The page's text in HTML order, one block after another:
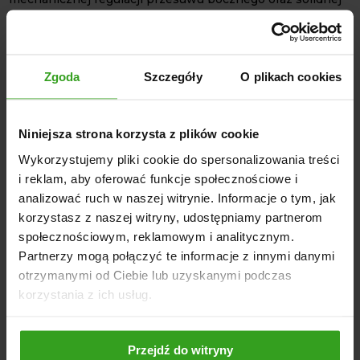
Zgoda Szczegóły O plikach cookies
Niniejsza strona korzysta z plików cookie
Wykorzystujemy pliki cookie do spersonalizowania treści
i reklam, aby oferować funkcje społecznościowe i
analizować ruch w naszej witrynie. Informacje o tym, jak
korzystasz z naszej witryny, udostępniamy partnerom
społecznościowym, reklamowym i analitycznym.
Partnerzy mogą połączyć te informacje z innymi danymi
otrzymanymi od Ciebie lub uzyskanymi podczas
korzystania z ich usług.
Przejdź do witryny
SPECYFIKACJA TECHNICZNA
Minimalna moc ciągnika: 15 KM
WOM/PTO: 540 obr./min
Ilość pasków klinowych: 3
Przesuw boczny: 600 mm, mechaniczny
Waga: 175 kg
Szerokość całkowita: 1250 mm
Kolor: Czerwony
NASI KLIENCI WYBIERALI RÓWNIEŻ